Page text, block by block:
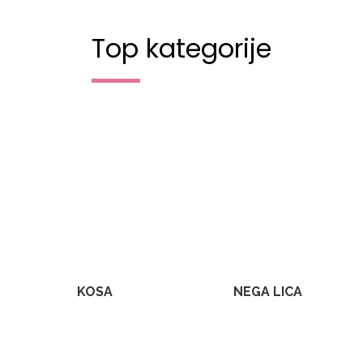
Top kategorije
KOSA NEGA LICA